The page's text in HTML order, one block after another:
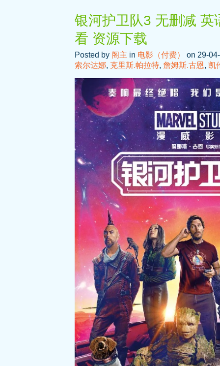
银河护卫队3 无删减
看 资源下载
Posted by 阁主 in 电影（付费）
on 29-
索尔达娜, 克里斯.帕拉特, 詹姆斯.古恩, 凯